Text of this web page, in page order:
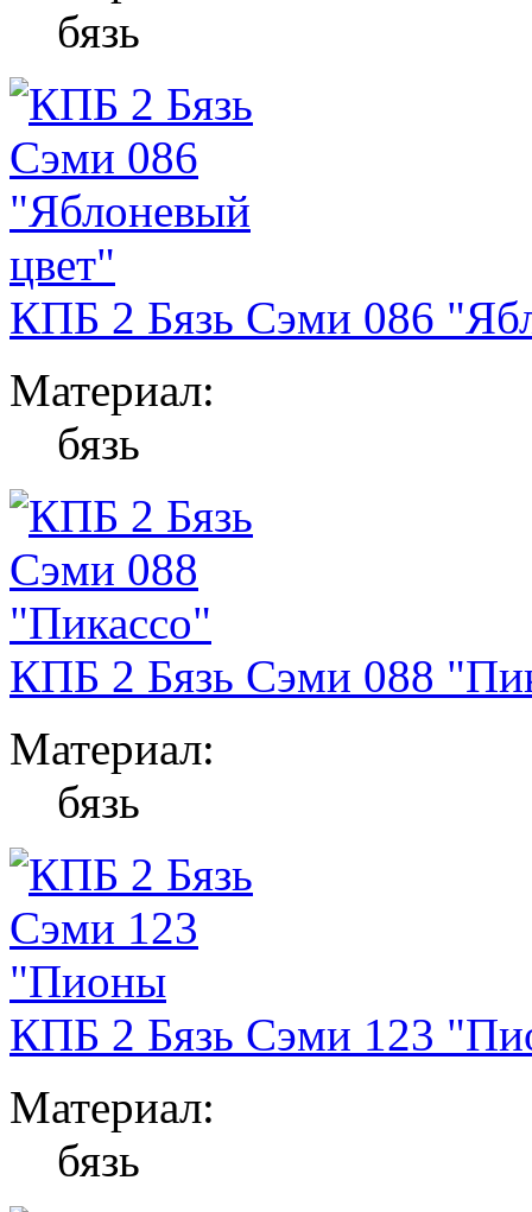
бязь
КПБ 2 Бязь Сэми 086
Материал:
бязь
КПБ 2 Бязь Сэми 088
Материал:
бязь
КПБ 2 Бязь Сэми 123
Материал:
бязь